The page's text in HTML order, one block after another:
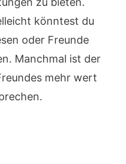
könntest du
oder Freunde
Manchmal ist der
mehr wert